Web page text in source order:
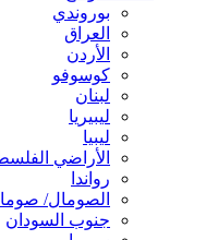
بوروندي
العراق
الأردن
كوسوفو
لبنان
ليبيريا
ليبيا
الأراضي
رواندا
الصومال/
جنوب السودان